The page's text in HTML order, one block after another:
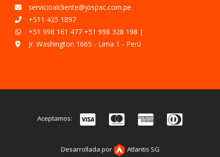
servicioalcliente@jospac.com.pe
+511 425 1897
+51 998 161 477 +51 998 328 198 |
Jr. Washington 1665 - Lima 1 - Perú
Aceptamos:
Desarrollada por Atlantis SG